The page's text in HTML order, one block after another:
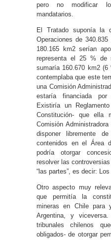
pero no modificar
mandatarios.
El Tratado suponía la
Operaciones de
180.165 km2 serían
representa el 25 % de
sumaría 160.670 km2
contemplaba que este
una Comisión
estaría financiada por
Existiría un
Constitución- que ella
Comisión
disponer libremente
contenidos en el Área
podría otorgar
resolver las
“las partes”, es decir: Los
Otro aspecto muy
que permitía la
mineras en Chile para
Argentina, y
tribunales chilenos
obligados- de otorgar